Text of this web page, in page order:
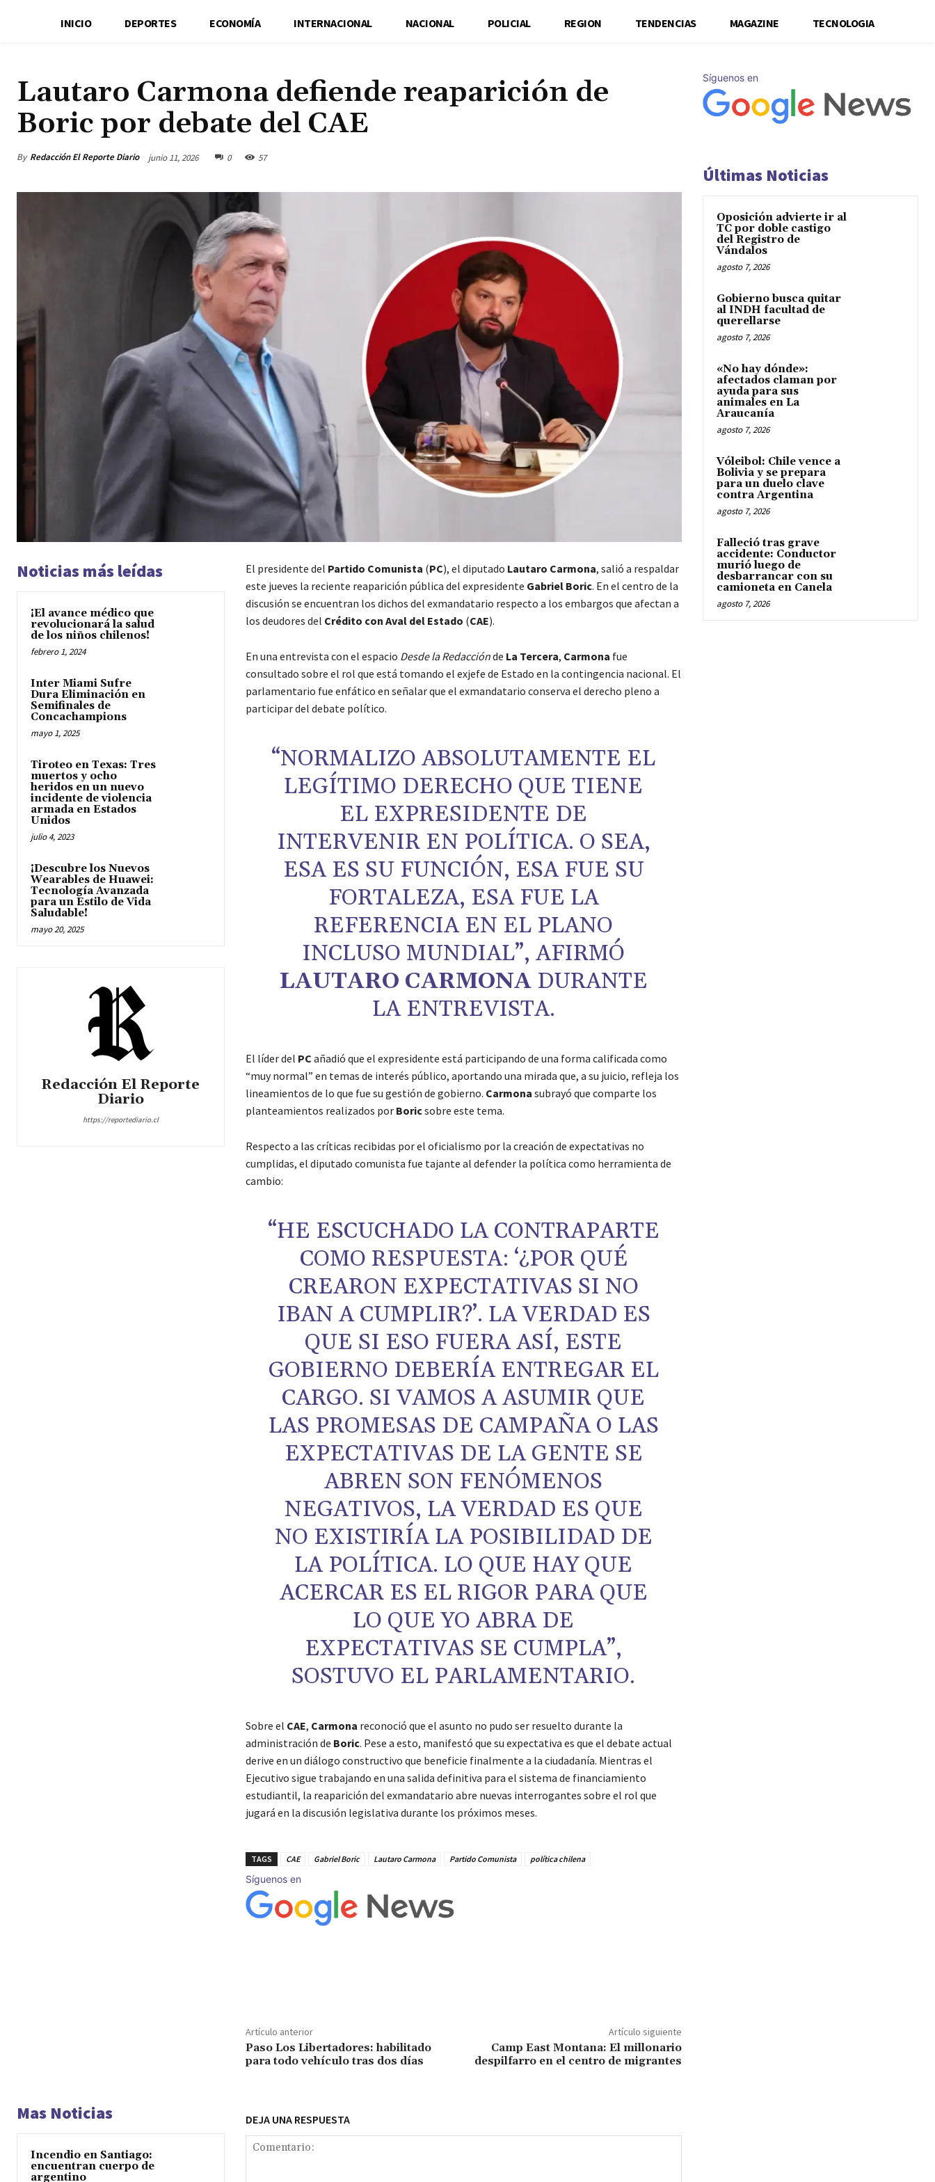
INICIO DEPORTES ECONOMÍA INTERNACIONAL NACIONAL POLICIAL REGION TENDENCIAS MAGAZINE TECNOLOGIA
Lautaro Carmona defiende reaparición de
Boric por debate del CAE
By Redacción El Reporte Diario junio 11, 2026 0 57
Noticias más leídas
¡El avance médico que
revolucionará la salud
de los niños chilenos!
febrero 1, 2024
Inter Miami Sufre
Dura Eliminación en
Semifinales de
Concachampions
mayo 1, 2025
Tiroteo en Texas: Tres
muertos y ocho
heridos en un nuevo
incidente de violencia
armada en Estados
Unidos
julio 4, 2023
¡Descubre los Nuevos
Wearables de Huawei:
Tecnología Avanzada
para un Estilo de Vida
Saludable!
mayo 20, 2025
Redacción El Reporte
Diario
https://reportediario.cl
El presidente del Partido Comunista (PC), el diputado Lautaro Carmona, salió a respaldar
este jueves la reciente reaparición pública del expresidente Gabriel Boric. En el centro de la
discusión se encuentran los dichos del exmandatario respecto a los embargos que afectan a
los deudores del Crédito con Aval del Estado (CAE).
En una entrevista con el espacio Desde la Redacciónde La Tercera, Carmona fue
consultado sobre el rol que está tomando el exjefe de Estado en la contingencia nacional. El
parlamentario fue enfático en señalar que el exmandatario conserva el derecho pleno a
participar del debate político.
“NORMALIZO ABSOLUTAMENTE EL
LEGÍTIMO DERECHO QUE TIENE
EL EXPRESIDENTE DE
INTERVENIR EN POLÍTICA. O SEA,
ESA ES SU FUNCIÓN, ESA FUE SU
FORTALEZA, ESA FUE LA
REFERENCIA EN EL PLANO
INCLUSO MUNDIAL”, AFIRMÓ
LAUTARO CARMONA DURANTE
LA ENTREVISTA.
El líder del PC añadió que el expresidente está participando de una forma calificada como
“muy normal” en temas de interés público, aportando una mirada que, a su juicio, refleja los
lineamientos de lo que fue su gestión de gobierno. Carmona subrayó que comparte los
planteamientos realizados por Boricsobre este tema.
Respecto a las críticas recibidas por el oficialismo por la creación de expectativas no
cumplidas, el diputado comunista fue tajante al defender la política como herramienta de
cambio:
“HE ESCUCHADO LA CONTRAPARTE
COMO RESPUESTA: ‘¿POR QUÉ
CREARON EXPECTATIVAS SI NO
IBAN A CUMPLIR?’. LA VERDAD ES
QUE SI ESO FUERA ASÍ, ESTE
GOBIERNO DEBERÍA ENTREGAR EL
CARGO. SI VAMOS A ASUMIR QUE
LAS PROMESAS DE CAMPAÑA O LAS
EXPECTATIVAS DE LA GENTE SE
ABREN SON FENÓMENOS
NEGATIVOS, LA VERDAD ES QUE
NO EXISTIRÍA LA POSIBILIDAD DE
LA POLÍTICA. LO QUE HAY QUE
ACERCAR ES EL RIGOR PARA QUE
LO QUE YO ABRA DE
EXPECTATIVAS SE CUMPLA”,
SOSTUVO EL PARLAMENTARIO.
Sobre el CAE, Carmona reconoció que el asunto no pudo ser resuelto durante la
administración de Boric. Pese a esto, manifestó que su expectativa es que el debate actual
derive en un diálogo constructivo que beneficie finalmente a la ciudadanía. Mientras el
Ejecutivo sigue trabajando en una salida definitiva para el sistema de financiamiento
estudiantil, la reaparición del exmandatario abre nuevas interrogantes sobre el rol que
jugará en la discusión legislativa durante los próximos meses.
TAGS CAE Gabriel Boric Lautaro Carmona Partido Comunista política chilena
Síguenos en
Artículo anterior
Paso Los Libertadores: habilitado
para todo vehículo tras dos días
Artículo siguiente
Camp East Montana: El millonario
despilfarro en el centro de migrantes
Mas Noticias
Incendio en Santiago:
encuentran cuerpo de
argentino
DEJA UNA RESPUESTA
Síguenos en
Últimas Noticias
Oposición advierte ir al
TC por doble castigo
del Registro de
Vándalos
agosto 7, 2026
Gobierno busca quitar
al INDH facultad de
querellarse
agosto 7, 2026
«No hay dónde»:
afectados claman por
ayuda para sus
animales en La
Araucanía
agosto 7, 2026
Vóleibol: Chile vence a
Bolivia y se prepara
para un duelo clave
contra Argentina
agosto 7, 2026
Falleció tras grave
accidente: Conductor
murió luego de
desbarrancar con su
camioneta en Canela
agosto 7, 2026